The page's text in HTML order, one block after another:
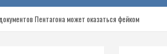
Пентагона может оказаться фейком